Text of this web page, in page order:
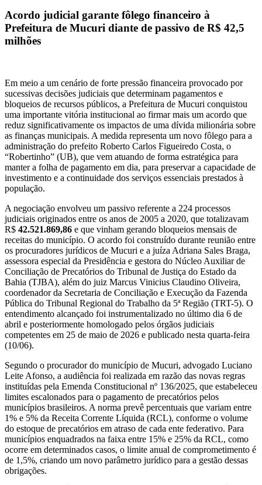
Acordo judicial garante fôlego financeiro à
Prefeitura de Mucuri diante de passivo de R$ 42,5
milhões
Em meio a um cenário de forte pressão financeira provocado por
sucessivas decisões judiciais que determinam pagamentos e
bloqueios de recursos públicos, a Prefeitura de Mucuri conquistou
uma importante vitória institucional ao firmar mais um acordo que
reduz significativamente os impactos de uma dívida milionária sobre
as finanças municipais. A medida representa um novo fôlego para a
administração do prefeito Roberto Carlos Figueiredo Costa, o
“Robertinho” (UB), que vem atuando de forma estratégica para
manter a folha de pagamento em dia, para preservar a capacidade de
investimento e a continuidade dos serviços essenciais prestados à
população.
A negociação envolveu um passivo referente a 224 processos
judiciais originados entre os anos de 2005 a 2020, que totalizavam
R$ 42.521.869,86 e que vinham gerando bloqueios mensais de
receitas do município. O acordo foi construído durante reunião entre
os procuradores jurídicos de Mucuri e a juíza Adriana Sales Braga,
assessora especial da Presidência e gestora do Núcleo Auxiliar de
Conciliação de Precatórios do Tribunal de Justiça do Estado da
Bahia (TJBA), além do juiz Marcus Vinicius Claudino Oliveira,
coordenador da Secretaria de Conciliação e Execução da Fazenda
Pública do Tribunal Regional do Trabalho da 5ª Região (TRT-5). O
entendimento alcançado foi instrumentalizado no último dia 6 de
abril e posteriormente homologado pelos órgãos judiciais
competentes em 25 de maio de 2026 e publicado nesta quarta-feira
(10/06).
Segundo o procurador do município de Mucuri, advogado Luciano
Leite Afonso, a audiência foi realizada em razão das novas regras
instituídas pela Emenda Constitucional nº 136/2025, que estabeleceu
limites escalonados para o pagamento de precatórios pelos
municípios brasileiros. A norma prevê percentuais que variam entre
1% e 5% da Receita Corrente Líquida (RCL), conforme o volume
do estoque de precatórios em atraso de cada ente federativo. Para
municípios enquadrados na faixa entre 15% e 25% da RCL, como
ocorre em determinados casos, o limite anual de comprometimento é
de 1,5%, criando um novo parâmetro jurídico para a gestão dessas
obrigações.